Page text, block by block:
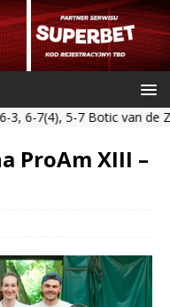
5-7 Botic van de
ProAm XIII –